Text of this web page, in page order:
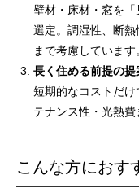
壁材・床材・窓を
選定。調湿性、断
まで考慮しています
長く住める前提の提
短期的なコストだ
テナンス性・光熱費
こんな方におす